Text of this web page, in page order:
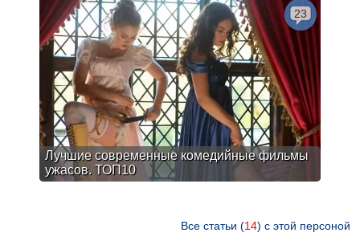
Лучшие современные комедийные фильмы
ужасов. ТОП10
23
Все статьи (14) с этой персоной